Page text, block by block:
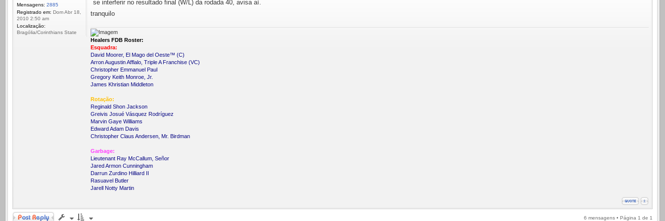
Mensagens: 2885
Registrado em: Dom Abr 18,
2010 2:50 am
Localização:
Bragólia/Corinthians State
se interferir no resultado final (W/L) da rodada 40, avisa aí.
tranquilo
Healers FDB Roster:
Esquadra:
David Moorer, El Mago del Oeste™ (C)
Arron Augustin Afflalo, Triple A Franchise (VC)
Christopher Emmanuel Paul
Gregory Keith Monroe, Jr.
James Khristian Middleton
Rotação:
Reginald Shon Jackson
Greivis Josué Vásquez Rodríguez
Marvin Gaye Williams
Edward Adam Davis
Christopher Claus Andersen, Mr. Birdman
Garbage:
Lieutenant Ray McCallum, Señor
Jared Armon Cunningham
Darrun Zurdino Hilliard II
Rasuavel Butler
Jarell Notty Martin
Responder 6 mensagens • Página 1 de 1